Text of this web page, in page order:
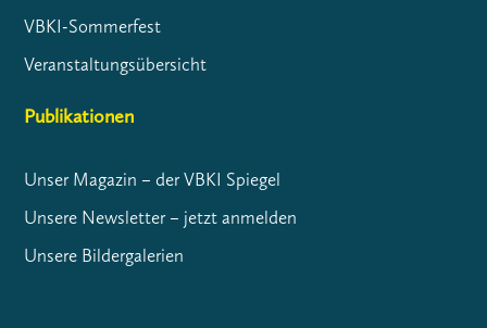
VBKI-Sommerfest
Veranstaltungsübersicht
Publikationen
Unser Magazin – der VBKI Spiegel
Unsere Newsletter – jetzt anmelden
Unsere Bildergalerien